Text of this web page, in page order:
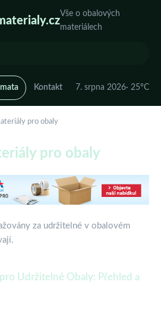
Vše o obalových
materiálech
Kontakt 7. srpna 2026· 25°C
pro obaly
pro obaly
za udržitelné v obalovém
Udržitelné Obaly: Přehled a